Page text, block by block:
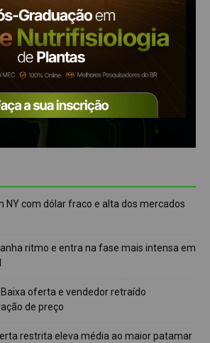
NY com dólar fraco e alta dos mercados
ritmo e entra na fase mais intensa em
Baixa oferta e vendedor retraído
de preço
restrita eleva média ao maior patamar